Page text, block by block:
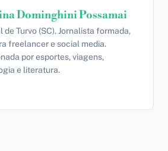
Dominghini Possamai
de Turvo (SC). Jornalista formada,
freelancer e social media.
por esportes, viagens,
e literatura.